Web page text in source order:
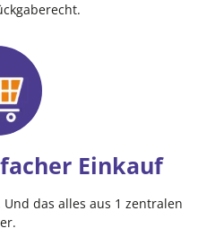
Einkauf
das alles aus 1 zentralen